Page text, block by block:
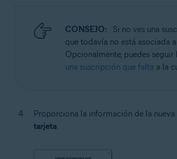
CONSEJO:
Si no ves una
que todavía no está asociada
Opcionalmente, puedes seguir
una suscripción que falta a la
Proporciona la información de la
tarjeta